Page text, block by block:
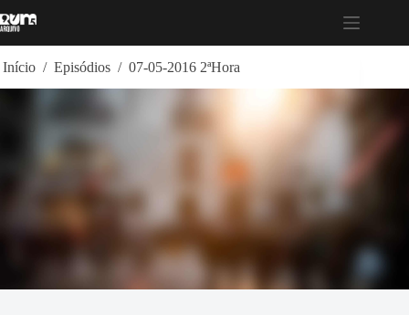
para
Início / Episódios / 07-05-2016 2ªHora